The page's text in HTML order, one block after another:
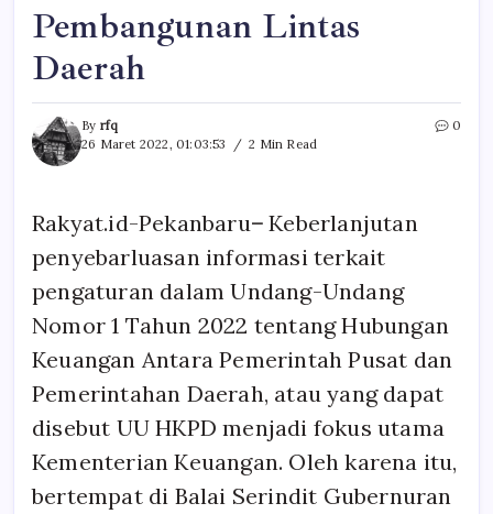
Pembangunan Lintas
Daerah
By rfq
26 Maret 2022, 01:03:53
2 Min Read
0
Rakyat.id-Pekanbaru–Keberlanjutan
penyebarluasan informasi terkait
pengaturan dalam Undang-Undang
Nomor 1 Tahun 2022 tentang Hubungan
Keuangan Antara Pemerintah Pusat dan
Pemerintahan Daerah, atau yang dapat
disebut UU HKPD menjadi fokus utama
Kementerian Keuangan. Oleh karena itu,
bertempat di Balai Serindit Gubernuran